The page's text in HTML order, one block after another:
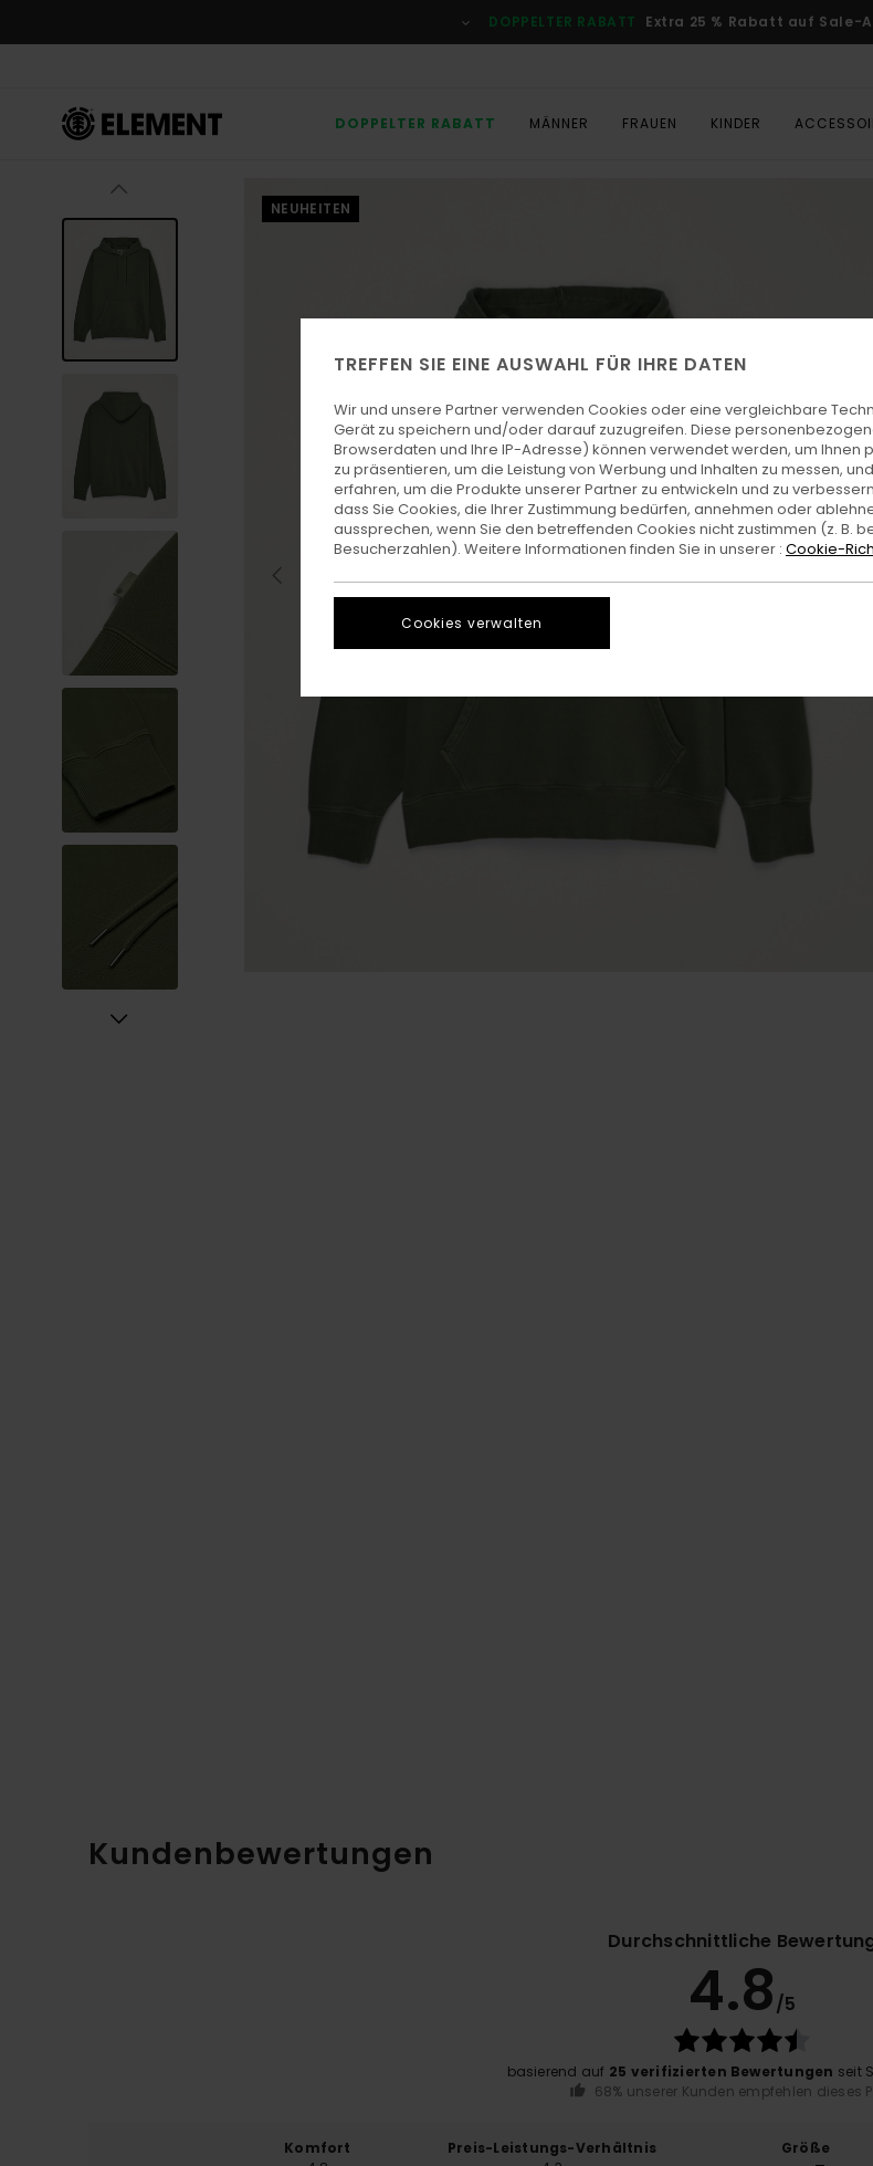
Produktinformation
DOPPELTER RABATT Extra 25 % Rabatt auf Sale-
DOPPELTER RABATT MÄNNER FRAUEN KINDER
NEUHEITEN
Kundenbewertungen
Durchschnittliche
4.8/5
basierend auf 25 verifizierten Bewertungen seit
68% unserer Kunden empfehlen dieses
Komfort
Preis-Leistungs-Verhältnis
Größe
TREFFEN SIE EINE AUSWAHL FÜR IHRE DATEN
Wir und unsere Partner verwenden Cookies oder eine vergleichbare
Gerät zu speichern und/oder darauf zuzugreifen. Diese
Browserdaten und Ihre IP-Adresse) können verwendet werden, um Ihnen
zu präsentieren, um die Leistung von Werbung und Inhalten zu messen,
erfahren, um die Produkte unserer Partner zu entwickeln und zu
dass Sie Cookies, die Ihrer Zustimmung bedürfen, annehmen oder
aussprechen, wenn Sie den betreffenden Cookies nicht zustimmen (z. B.
Besucherzahlen). Weitere Informationen finden Sie in unserer : Cookie-
Cookies verwalten